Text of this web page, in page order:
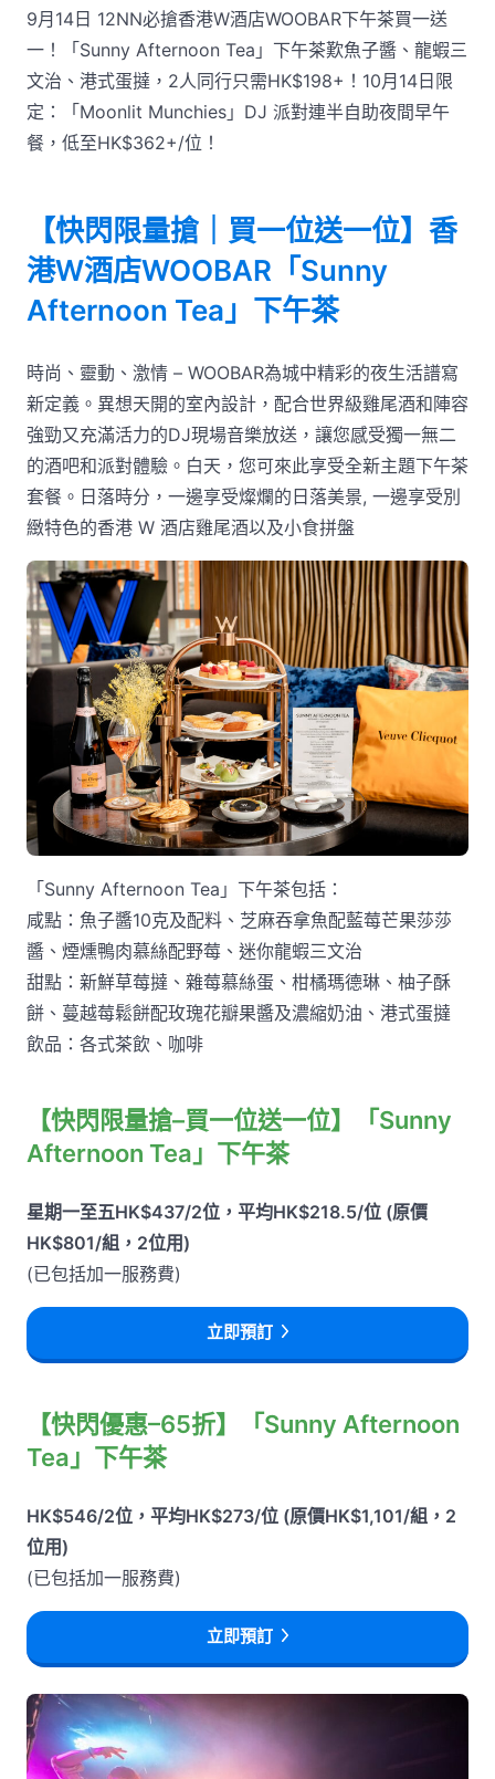
9月14日 12NN必搶香港W酒店WOOBAR下午茶買一送
一！「Sunny Afternoon Tea」下午茶歎魚子醬、龍蝦三
文治、港式蛋撻，2人同行只需HK$198+！10月14日限
定：「Moonlit Munchies」DJ 派對連半自助夜間早午
餐，低至HK$362+/位！
【快閃限量搶｜買一位送一位】香
港W酒店WOOBAR「Sunny
Afternoon Tea」下午茶
時尚、靈動、激情 – WOOBAR為城中精彩的夜生活譜寫
新定義。異想天開的室內設計，配合世界級雞尾酒和陣容
強勁又充滿活力的DJ現場音樂放送，讓您感受獨一無二
的酒吧和派對體驗。白天，您可來此享受全新主題下午茶
套餐。日落時分，一邊享受燦爛的日落美景, 一邊享受別
緻特色的香港 W 酒店雞尾酒以及小食拼盤
「Sunny Afternoon Tea」下午茶包括：
咸點：魚子醬10克及配料、芝麻吞拿魚配藍莓芒果莎莎
醬、煙燻鴨肉慕絲配野莓、迷你龍蝦三文治
甜點：新鮮草莓撻、雜莓慕絲蛋、柑橘瑪德琳、柚子酥
餅、蔓越莓鬆餅配玫瑰花瓣果醬及濃縮奶油、港式蛋撻
飲品：各式茶飲、咖啡
【快閃限量搶–買一位送一位】「Sunny
Afternoon Tea」下午茶
星期一至五HK$437/2位，平均HK$218.5/位 (原價
HK$801/組，2位用)
(已包括加一服務費)
立即預訂
【快閃優惠–65折】「Sunny Afternoon
Tea」下午茶
HK$546/2位，平均HK$273/位 (原價HK$1,101/組，2
位用)
(已包括加一服務費)
立即預訂